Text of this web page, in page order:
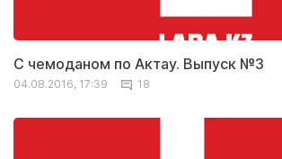
С чемоданом по Актау. Выпуск №3
04.08.2016, 17:39 18